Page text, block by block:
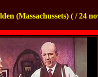
(Massachussets) ( / 24